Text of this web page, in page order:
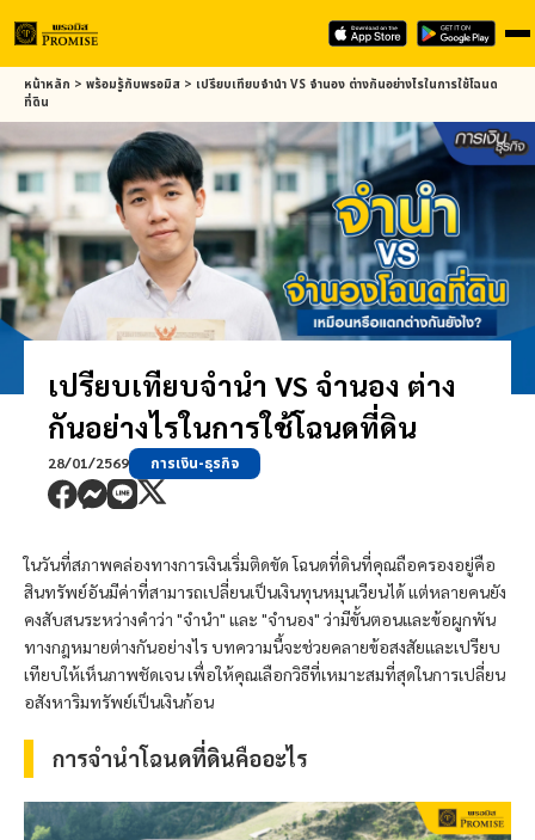
Skip
main
content
หน้าหลัก > พร้อมรู้กับพรอมิส > เปรียบเทียบจำนำ VS จำนอง ต่างกันอย่างไรในการใช้โฉนด
ที่ดิน
เปรียบเทียบจำนำ VS จำนอง ต่าง
กันอย่างไรในการใช้โฉนดที่ดิน
28/01/2569 การเงิน-ธุรกิจ
ในวันที่สภาพคล่องทางการเงินเริ่มติดขัด โฉนดที่ดินที่คุณถือครองอยู่คือ
สินทรัพย์อันมีค่าที่สามารถเปลี่ยนเป็นเงินทุนหมุนเวียนได้ แต่หลายคนยัง
คงสับสนระหว่างคำว่า "จำนำ" และ "จำนอง" ว่ามีขั้นตอนและข้อผูกพัน
ทางกฎหมายต่างกันอย่างไร บทความนี้จะช่วยคลายข้อสงสัยและเปรียบ
เทียบให้เห็นภาพชัดเจน เพื่อให้คุณเลือกวิธีที่เหมาะสมที่สุดในการเปลี่ยน
อสังหาริมทรัพย์เป็นเงินก้อน
การจำนำโฉนดที่ดินคืออะไร